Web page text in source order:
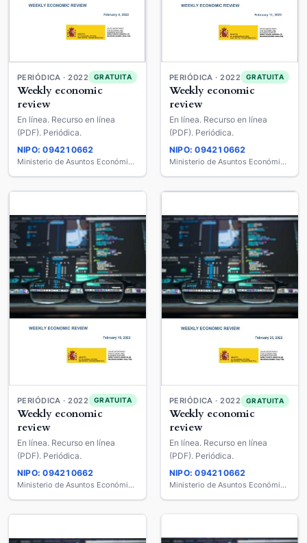
PERIÓDICA · 2022 GRATUITA
Weekly economic
review
En línea. Recurso en línea
(PDF). Periódica.
NIPO: 094210662
Ministerio de Asuntos Económicos y Transformación Digital
PERIÓDICA · 2022 GRATUITA
Weekly economic
review
En línea. Recurso en línea
(PDF). Periódica.
NIPO: 094210662
Ministerio de Asuntos Económicos y Transformación Digital
PERIÓDICA · 2022 GRATUITA
Weekly economic
review
En línea. Recurso en línea
(PDF). Periódica.
NIPO: 094210662
Ministerio de Asuntos Económicos y Transformación Digital
PERIÓDICA · 2022 GRATUITA
Weekly economic
review
En línea. Recurso en línea
(PDF). Periódica.
NIPO: 094210662
Ministerio de Asuntos Económicos y Transformación Digital